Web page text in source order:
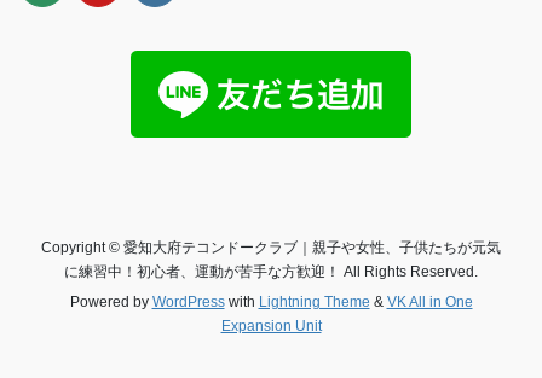
Copyright © 愛知大府テコンドークラブ｜親子や女性、子供たちが元気
に練習中！初心者、運動が苦手な方歓迎！ All Rights Reserved.
Powered by WordPresswith Lightning Theme & VK All in One
Expansion Unit